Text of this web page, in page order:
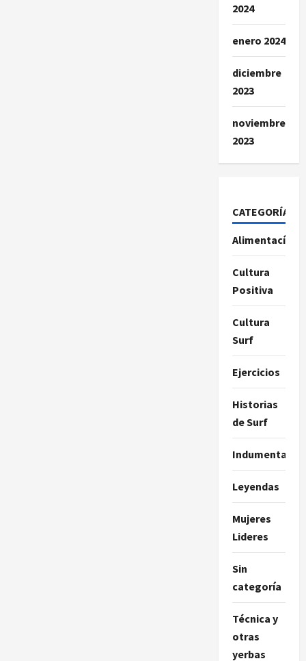
2024
enero 2024
diciembre
2023
noviembre
2023
CATEGORÍAS
Alimentacíon
Cultura
Positiva
Cultura
Surf
Ejercicios
Historias
de Surf
Indumentaria
Leyendas
Mujeres
Lideres
Sin
categoría
Técnica y
otras
yerbas